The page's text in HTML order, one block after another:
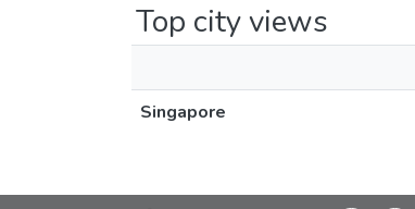
Top city views
Singapore